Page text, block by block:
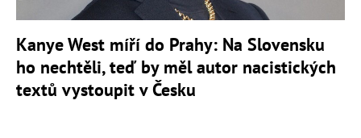
Kanye West míří do Prahy: Na Slovensku
ho nechtěli, teď by měl autor nacistických
textů vystoupit v Česku